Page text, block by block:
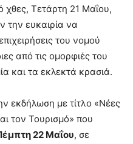
χθες, Τετάρτη 21 Μαΐου,
την ευκαιρία να
του νομού
από τις ομορφιές του
και τα εκλεκτά κρασιά.
εκδήλωση με τίτλο «Νέες
τον Τουρισμό» που
22 Μαΐου, σε